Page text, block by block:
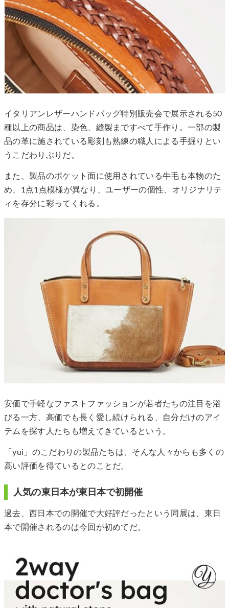
イタリアンレザーハンドバッグ特別販売会で展示される50
種以上の商品は、染色、縫製まですべて手作り。一部の製
品の革に施されている彫刻も熟練の職人による手掘りとい
うこだわりぶりだ。
また、製品のポケット面に使用されている牛毛も本物のた
め、1点1点模様が異なり、ユーザーの個性、オリジナリテ
ィを存分に彩ってくれる。
安価で手軽なファストファッションが若者たちの注目を浴
びる一方、高価でも長く愛し続けられる、自分だけのアイ
テムを探す人たちも増えてきているという。
「yui」のこだわりの製品たちは、そんな人々からも多くの
高い評価を得ているとのことだ。
人気の東日本が東日本で初開催
過去、西日本での開催で大好評だったという同展は、東日
本で開催されるのは今回が初めてだ。